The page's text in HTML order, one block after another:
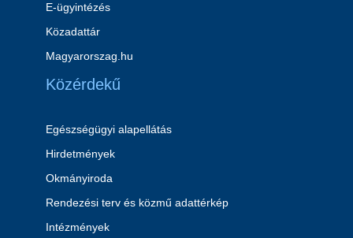
E-ügyintézés
Közadattár
Magyarorszag.hu
Közérdekű
Egészségügyi alapellátás
Hirdetmények
Okmányiroda
Rendezési terv és közmű adattérkép
Intézmények